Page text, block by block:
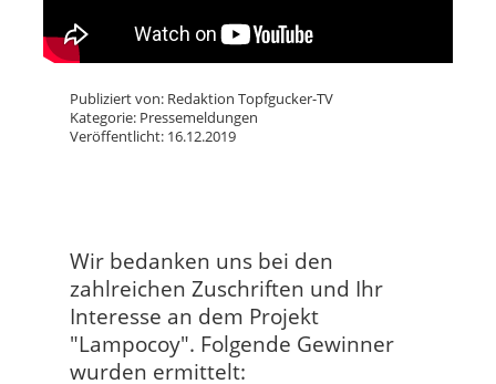
Publiziert von: Redaktion Topfgucker-TV
Kategorie: Pressemeldungen
Veröffentlicht: 16.12.2019
Wir bedanken uns bei den
zahlreichen Zuschriften und Ihr
Interesse an dem Projekt
"Lampocoy". Folgende Gewinner
wurden ermittelt: